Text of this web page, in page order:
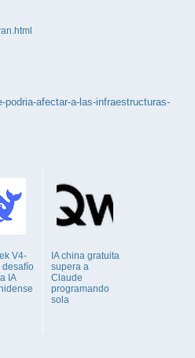
afectar-a-las-infraestructuras-
V4-
desafío
IA
IA china gratuita
supera a
Claude
programando
sola